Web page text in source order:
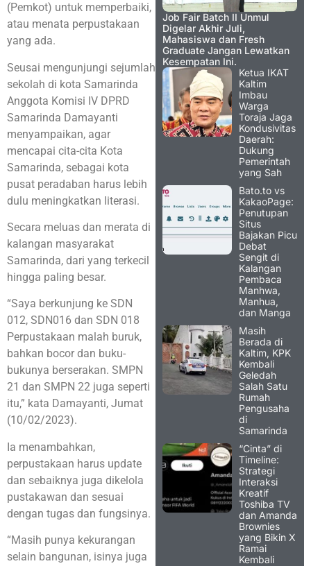
(Pemkot) untuk memperbaiki,
atau menata perpustakaan
yang ada.
Seusai mengunjungi sejumlah
sekolah di kota Samarinda
Anggota Komisi IV DPRD
Samarinda Damayanti
menyampaikan, agar
mencapai cita-cita Kota
Samarinda, sebagai kota
pusat peradaban harus lebih
dulu meningkatkan literasi.
Secara meluas dan merata di
kalangan masyarakat
Samarinda, dari yang terkecil
hingga paling besar.
“Saya berkunjung ke SDN
012, SDN016 dan SDN 018
Perpustakaan malah buruk,
bahkan bocor dan buku-
bukunya berserakan. SMPN
21 dan SMPN 22 juga seperti
itu,” kata Damayanti, Jumat
(10/02/2023).
Ia menambahkan,
perpustakaan harus update
dan sebaiknya juga dikelola
pustakawan dan sesuai
dengan tugas dan fungsinya.
“Masih punya kekurangan
selain bangunan, isinya juga
Job Fair Batch II Unmul
Digelar Akhir Juli,
Mahasiswa dan Fresh
Graduate Jangan Lewatkan
Kesempatan Ini.
Ketua IKAT
Kaltim
Imbau
Warga
Toraja Jaga
Kondusivitas
Daerah:
Dukung
Pemerintah
yang Sah
Bato.to vs
KakaoPage:
Penutupan
Situs
Bajakan Picu
Debat
Sengit di
Kalangan
Pembaca
Manhwa,
Manhua,
dan Manga
Masih
Berada di
Kaltim, KPK
Kembali
Geledah
Salah Satu
Rumah
Pengusaha
di
Samarinda
“Cinta” di
Timeline:
Strategi
Interaksi
Kreatif
Toshiba TV
dan Amanda
Brownies
yang Bikin X
Ramai
Kembali